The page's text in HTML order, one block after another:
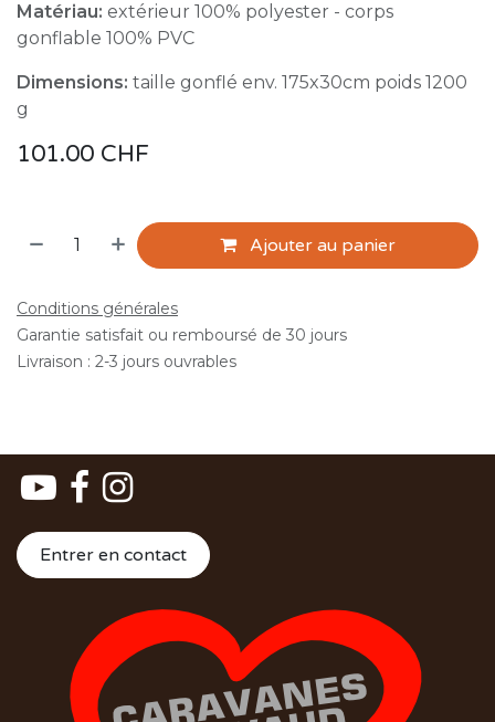
Matériau: extérieur 100% polyester - corps
gonflable 100% PVC
Dimensions: taille gonflé env. 175x30cm poids 1200
g
101.00 CHF
Ajouter au panier
Conditions générales
Garantie satisfait ou remboursé de 30 jours
Livraison : 2-3 jours ouvrables
Entrer en contact